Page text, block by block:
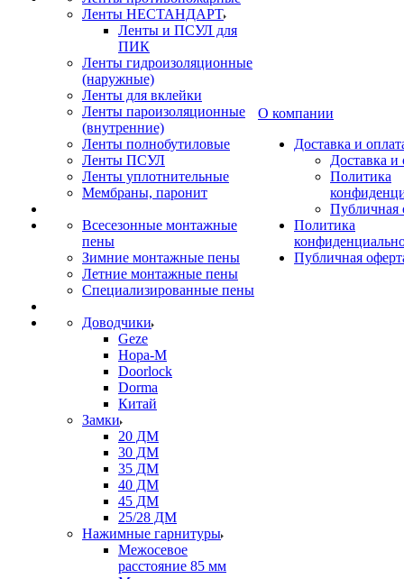
Ленты НЕСТАНДАРТ
Ленты и ПСУЛ для
ПИК
Ленты гидроизоляционные
(наружные)
Ленты для вклейки
Ленты пароизоляционные
(внутренние)
Ленты полнобутиловые
Ленты ПСУЛ
Ленты уплотнительные
Мембраны, паронит
Всесезонные монтажные
пены
Зимние монтажные пены
Летние монтажные пены
Специализированные пены
Доводчики
Geze
Нора-М
Doorlock
Dorma
Китай
Замки
20 ДМ
30 ДМ
35 ДМ
40 ДМ
45 ДМ
25/28 ДМ
Нажимные гарнитуры
Межосевое
расстояние 85 мм
О компании
Доставка и
Доставка и
Политика
Публичная
Политика
Публичная